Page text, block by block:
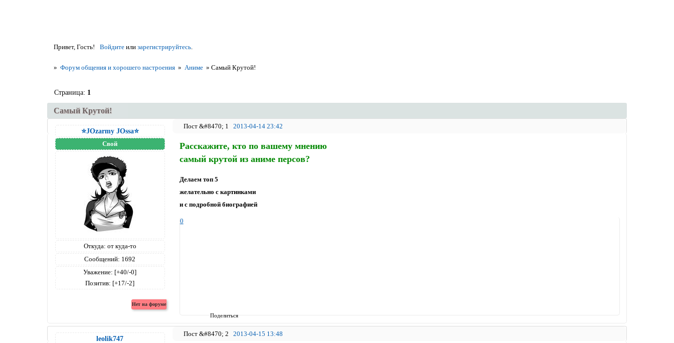
Привет, Гость! Войдитеили зарегистрируйтесь.
» Форум общения и хорошего настроения » Аниме »Самый Крутой!
Самый Крутой!
Страница: 1
Поделиться
1 2013-04-14 23:42
⭐JOzarmy JOssa⭐
Свой
Откуда: от куда-то
Сообщений: 1692
Уважение: [+40/-0]
Позитив: [+17/-2]
Расскажите, кто по вашему мнению
самый крутой из аниме персов?
Делаем топ 5
желательно с картинками
и с подробной биографией
0
2 2013-04-15 13:48
leolik747